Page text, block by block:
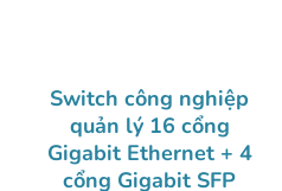
Switch công nghiệp
quản lý 16 cổng
Gigabit Ethernet + 4
cổng Gigabit SFP